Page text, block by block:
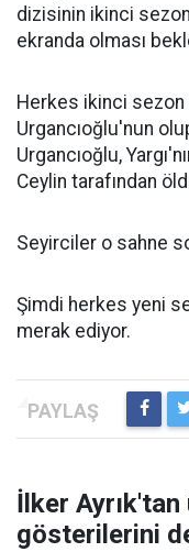
dizisinin ikinci
ekranda olması
Herkes ikinci
Urgancıoğlu'nun
Urgancıoğlu,
Ceylin tarafından
Seyirciler o sahne
Şimdi herkes yeni
merak ediyor.
İlker
gösterilerini